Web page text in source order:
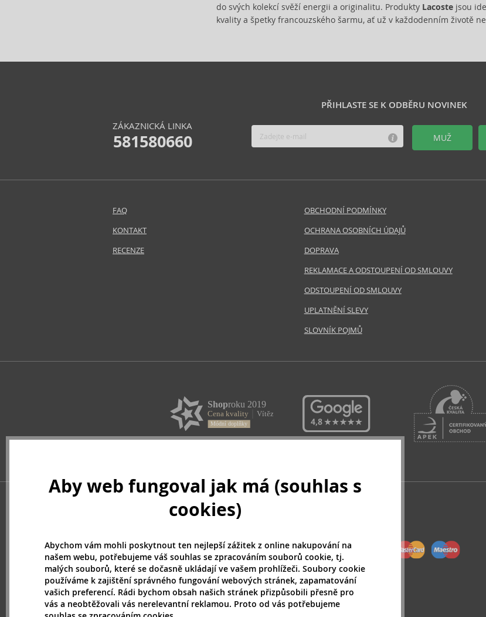
do svých kolekcí svěží energii a originalitu. Produkty Lacostejsou
kvality a špetky francouzského šarmu, ať už v každodenním životě
PŘIHLASTE SE K ODBĚRU NOVINEK
MUŽ
ZÁKAZNICKÁ LINKA
581580660
FAQ
KONTAKT
RECENZE
OBCHODNÍ PODMÍNKY
OCHRANA OSOBNÍCH ÚDAJŮ
DOPRAVA
REKLAMACE A ODSTOUPENÍ OD SMLOUVY
ODSTOUPENÍ OD SMLOUVY
UPLATNĚNÍ SLEVY
SLOVNÍK POJMŮ
Aby web fungoval jak má (souhlas s
cookies)
Abychom vám mohli poskytnout ten nejlepší zážitek z online nakupování na
našem webu, potřebujeme váš souhlas se zpracováním souborů cookie, tj.
malých souborů, které se dočasně ukládají ve vašem prohlížeči. Soubory cookie
používáme k zajištění správného fungování webových stránek, zapamatování
vašich preferencí. Rádi bychom obsah našich stránek přizpůsobili přesně pro
vás a neobtěžovali vás nerelevantní reklamou. Proto od vás potřebujeme